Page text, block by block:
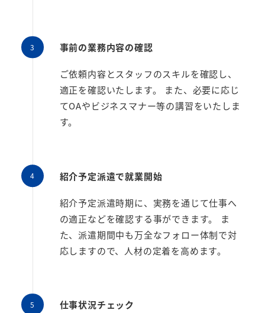
事前の業務内容の確認
ご依頼内容とスタッフのスキルを確認し、
適正を確認いたします。 また、必要に応じ
てOAやビジネスマナー等の講習をいたしま
す。
紹介予定派遣で就業開始
紹介予定派遣時期に、実務を通じて仕事へ
の適正などを確認する事ができます。 ま
た、派遣期間中も万全なフォロー体制で対
応しますので、人材の定着を高めます。
仕事状況チェック